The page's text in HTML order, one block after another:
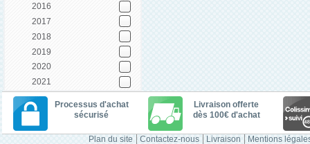
2016
2017
2018
2019
2020
2021
Processus d'achat
sécurisé
Livraison offerte
dès 100€ d'achat
Plan du site Contactez-nous Livraison Mentions